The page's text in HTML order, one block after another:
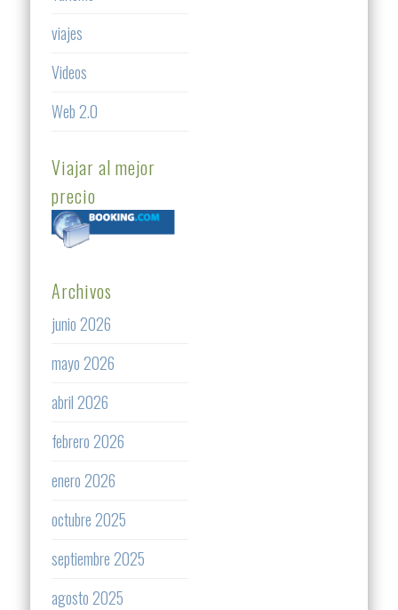
viajes
Videos
Web 2.0
Viajar al mejor
precio
Archivos
junio 2026
mayo 2026
abril 2026
febrero 2026
enero 2026
octubre 2025
septiembre 2025
agosto 2025